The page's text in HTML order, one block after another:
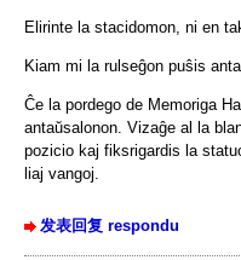
Elirinte la stacidomon, ni en
Kiam mi la rulseĝon puŝis
Ĉe la pordego de Memoriga
antaŭsalonon. Vizaĝe al la
pozicio kaj fiksrigardis la
liaj vangoj.
发表回复 respondu